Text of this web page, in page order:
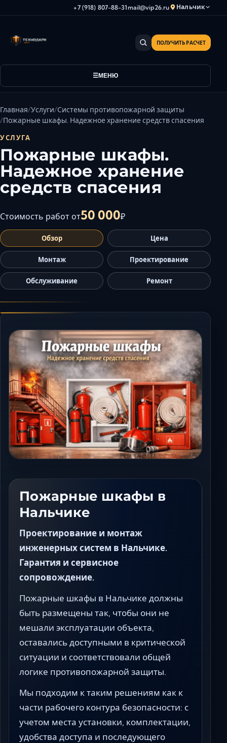
+7 (918) 807-88-31mail@vip26.ru Нальчик
Анапа
Владикавказ
Волгодонск
Дербент
Кисловодск
Краснодар
Махачкала
Назрань
Нальчик
Новороссийск
Пятигорск
Ростов-на-Дону
Севастополь
Симферополь
Сочи
Ставрополь
Феодосия
МЕНЮ
ПОЛУЧИТЬ РАСЧЕТ
Главная Услуги Системы противопожарной защиты
Пожарные шкафы. Надежное хранение средств спасения
УСЛУГА
Пожарные шкафы.
Надежное хранение
средств спасения
Стоимость работ от50 000₽
Обзор Цена
Монтаж Проектирование
Обслуживание Ремонт
Пожарные шкафы в
Нальчике
Проектирование и монтаж
инженерных систем в Нальчике.
Гарантия и сервисное
сопровождение.
Пожарные шкафы в Нальчике должны
быть размещены так, чтобы они не
мешали эксплуатации объекта,
оставались доступными в критической
ситуации и соответствовали общей
логике противопожарной защиты.
Мы подходим к таким решениям как к
части рабочего контура безопасности: с
учетом места установки, комплектации,
удобства доступа и последующего